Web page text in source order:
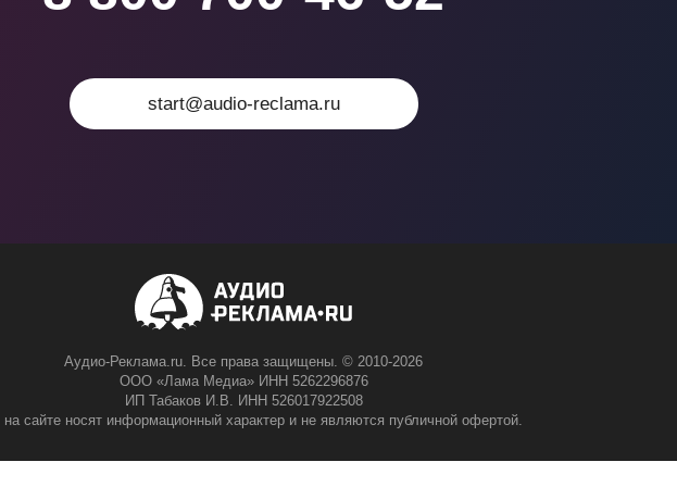
start@audio-reclama.ru
Аудио-Реклама.ru. Все права защищены. © 2010-2026
ООО «Лама Медиа» ИНН 5262296876
ИП Табаков И.В. ИНН 526017922508
сайте носят информационный характер и не являются публичной офертой.